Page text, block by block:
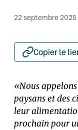
22 septembre 2025
Copier le
«Nous
paysans et des
leur
prochain pour